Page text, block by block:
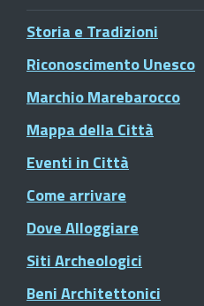
Storia e Tradizioni
Riconoscimento Unesco
Marchio Marebarocco
Mappa della Città
Eventi in Città
Come arrivare
Dove Alloggiare
Siti Archeologici
Beni Architettonici